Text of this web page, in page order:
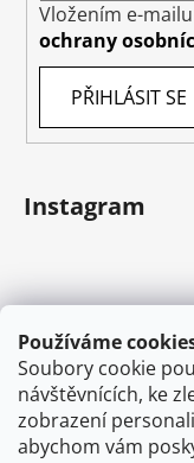
Používáme
Soubory cookie
návštěvnících, ke
zobrazení
abychom vám
Vložením e-
ochrany
PŘIHLÁSIT SE
Instagram